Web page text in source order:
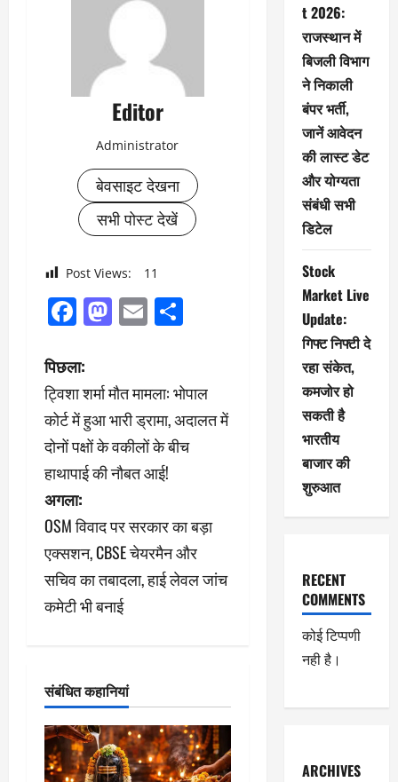
Editor
Administrator
बेवसाइट देखना
सभी पोस्ट देखें
Post Views: 11
Facebook
Mastodon
Email
पो
स्ट
ने
वि
गे
श
न
पिछला:
ट्विशा शर्मा मौत मामला: भोपाल
कोर्ट में हुआ भारी ड्रामा, अदालत में
दोनों पक्षों के वकीलों के बीच
हाथापाई की नौबत आई!
अगला:
OSM विवाद पर सरकार का बड़ा
एक्सशन, CBSE चेयरमैन और
सचिव का तबादला, हाई लेवल जांच
कमेटी भी बनाई
संबंधित कहानियां
t 2026:
राजस्थान में
बिजली विभाग
ने निकाली
बंपर भर्ती,
जानें आवेदन
की लास्ट डेट
और योग्यता
संबंधी सभी
डिटेल
Stock
Market Live
Update:
गिफ्ट निफ्टी दे
रहा संकेत,
कमजोर हो
सकती है
भारतीय
बाजार की
शुरुआत
RECENT
COMMENTS
कोई टिप्पणी
नही है।
ARCHIVES